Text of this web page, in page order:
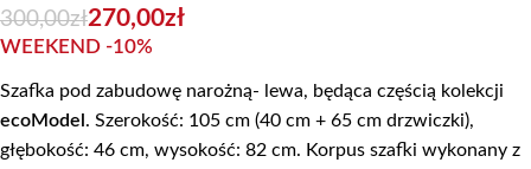
300,00zł270,00zł
WEEKEND -10%
Szafka pod zabudowę narożną- lewa, będąca częścią kolekcji
ecoModel . Szerokość: 105 cm (40 cm + 65 cm drzwiczki),
głębokość: 46 cm, wysokość: 82 cm. Korpus szafki wykonany z